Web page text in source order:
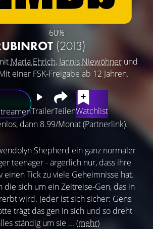
60%
(2013)
Maria Ehrich, Jannis Niewöhnerund
einer FSK-Freigabe ab 12 Jahren.
TrailerTeilenWatchlist
dann 8.99/Monat (Partnerlink).
Shepherd ein ganz normaler
teenager - ärgerlich nur, dass ihre
einen Tick zu viele Geheimnisse hat.
die sich um ein Zeitreise-Gen, das in
wird. Jeder ist sich sicher: Gens
trägt das gen in sich und so dreht
ständig um sie ... (mehr)